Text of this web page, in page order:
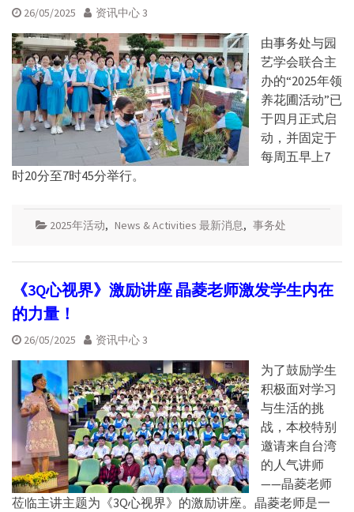
26/05/2025 资讯中心 3
由事务处与园
艺学会联合主
办的“2025年领
养花圃活动”已
于四月正式启
动，并固定于
每周五早上7
时20分至7时45分举行。
2025年活动, News & Activities 最新消息, 事务处
《3Q心视界》激励讲座 晶菱老师激发学生内在
的力量！
26/05/2025 资讯中心 3
为了鼓励学生
积极面对学习
与生活的挑
战，本校特别
邀请来自台湾
的人气讲师
——晶菱老师
莅临主讲主题为《3Q心视界》的激励讲座。晶菱老师是一